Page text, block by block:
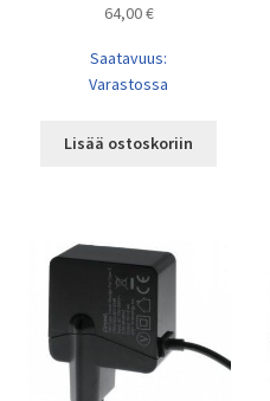
64,00€
Saatavuus:
Varastossa
Lisää ostoskoriin